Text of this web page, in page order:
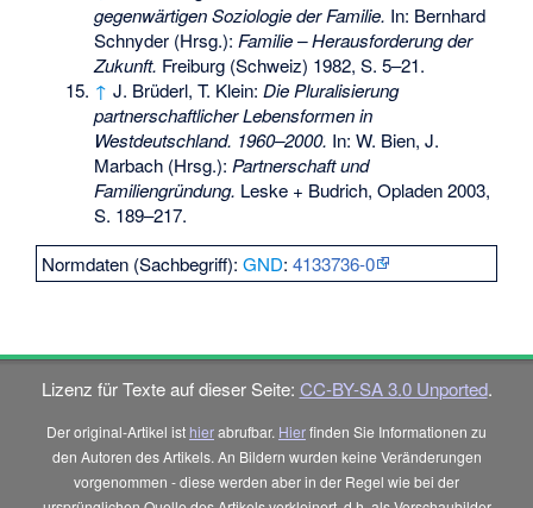
gegenwärtigen Soziologie der Familie. In: Bernhard
Schnyder (Hrsg.): Familie – Herausforderung der
Zukunft. Freiburg (Schweiz) 1982, S. 5–21.
↑ J. Brüderl, T. Klein:Die Pluralisierung
partnerschaftlicher Lebensformen in
Westdeutschland. 1960–2000. In: W. Bien, J.
Marbach (Hrsg.): Partnerschaft und
Familiengründung. Leske + Budrich, Opladen 2003,
S. 189–217.
Normdaten (Sachbegriff):GND:4133736-0
Lizenz für Texte auf dieser Seite: CC-BY-SA 3.0 Unported.
Der original-Artikel ist hierabrufbar. Hierfinden Sie Informationen zu
den Autoren des Artikels. An Bildern wurden keine Veränderungen
vorgenommen - diese werden aber in der Regel wie bei der